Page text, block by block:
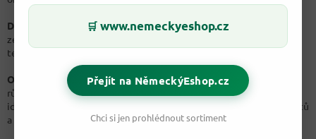
🛒 www.nemeckyeshop.cz
Přejít na NěmeckýEshop.cz
Chci si jen prohlédnout sortiment
Doba zrání:
Hrušky se obvykle sklízejí, když jsou stále tvrdé a
zelené. Dozrávají postupně, nejlépe mimo chladničku při pokojové
teplotě. Tímto způsobem si uchovají svou chuť a texturu.
Odrůdy pro různé účely: Existují různé odrůdy hrušek určené pro
různé účely. Některé jsou vhodné pro konzumaci syrové, jiné jsou
ideální pro vaření nebo pečení, a další se používají k výrobě destilátů
a likérů.